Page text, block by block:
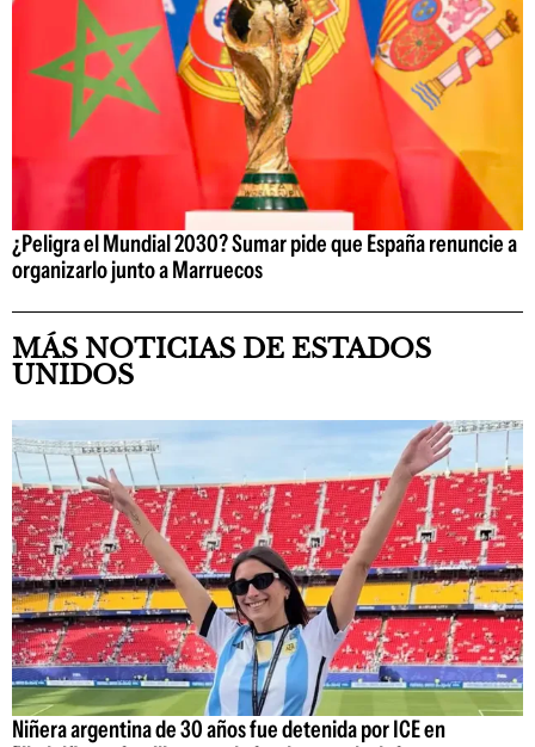
¿Peligra el Mundial 2030? Sumar pide que España renuncie a
organizarlo junto a Marruecos
MÁS NOTICIAS DE ESTADOS
UNIDOS
Niñera argentina de 30 años fue detenida por ICE en